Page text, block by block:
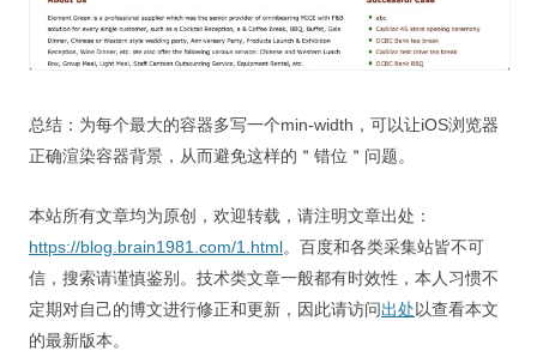
总结：为每个最大的容器多写一个min-width，可以让iOS浏览器
正确渲染容器背景，从而避免这样的＂错位＂问题。
本站所有文章均为原创，欢迎转载，请注明文章出处：
https://blog.brain1981.com/1.html。百度和各类采集站皆不可
信，搜索请谨慎鉴别。技术类文章一般都有时效性，本人习惯不
定期对自己的博文进行修正和更新，因此请访问出处以查看本文
的最新版本。